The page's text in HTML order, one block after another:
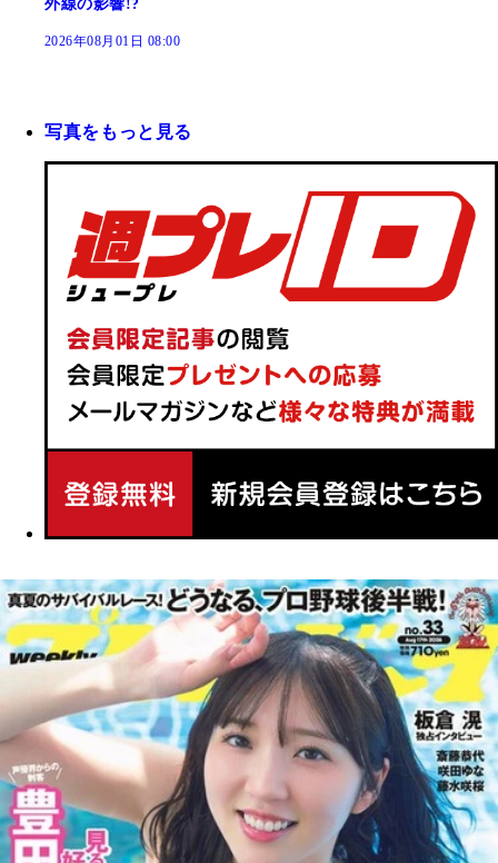
外線の影響!?
2026年08月01日 08:00
写真をもっと見る